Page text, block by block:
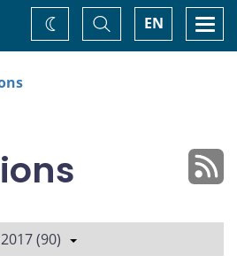
EN
Basculer
la
recherche
Changez
de
2017 (90)